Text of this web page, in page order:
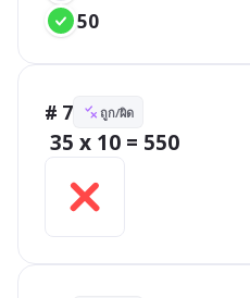
50
# 7 ถูก/ผิด
35 x 10 = 550